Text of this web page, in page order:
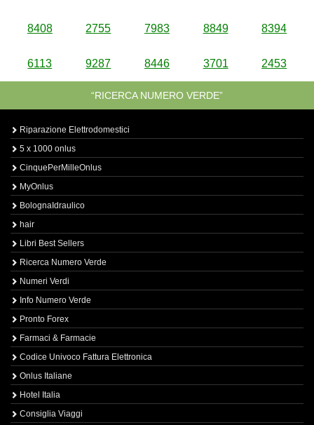
8408 2755 7983 8849 8394
6113 9287 8446 3701 2453
“RICERCA NUMERO VERDE”
Riparazione Elettrodomestici
5 x 1000 onlus
CinquePerMilleOnlus
MyOnlus
BolognaIdraulico
hair
Libri Best Sellers
Ricerca Numero Verde
Numeri Verdi
Info Numero Verde
Pronto Forex
Farmaci & Farmacie
Codice Univoco Fattura Elettronica
Onlus Italiane
Hotel Italia
Consiglia Viaggi